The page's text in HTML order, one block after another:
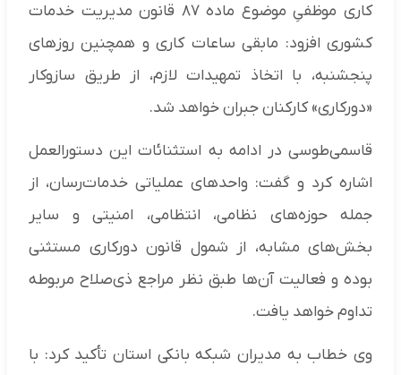
کاری موظفیِ موضوع ماده ۸۷ قانون مدیریت خدمات
کشوری افزود: مابقی ساعات کاری و همچنین روزهای
پنجشنبه، با اتخاذ تمهیدات لازم، از طریق سازوکار
«دورکاری» کارکنان جبران خواهد شد.
قاسمی‌طوسی در ادامه به استثنائات این دستورالعمل
اشاره کرد و گفت: واحدهای عملیاتی خدمات‌رسان، از
جمله حوزه‌های نظامی، انتظامی، امنیتی و سایر
بخش‌های مشابه، از شمول قانون دورکاری مستثنی
بوده و فعالیت آن‌ها طبق نظر مراجع ذی‌صلاح مربوطه
تداوم خواهد یافت.
وی خطاب به مدیران شبکه بانکی استان تأکید کرد: با